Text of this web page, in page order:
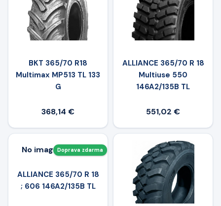
BKT 365/70 R18
Multimax MP513 TL 133
G
368,14 €
ALLIANCE 365/70 R 18
Multiuse 550
146A2/135B TL
551,02 €
No image available
Doprava zdarma
ALLIANCE 365/70 R 18
; 606 146A2/135B TL